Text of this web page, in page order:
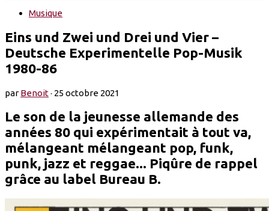
Musique
Eins und Zwei und Drei und Vier –
Deutsche Experimentelle Pop​-​Musik
1980​-​86
parBenoit· 25 octobre 2021
Le son de la jeunesse allemande des
années 80 qui expérimentait à tout va,
mélangeant mélangeant pop, funk,
punk, jazz et reggae... Piqûre de rappel
grâce au label Bureau B.